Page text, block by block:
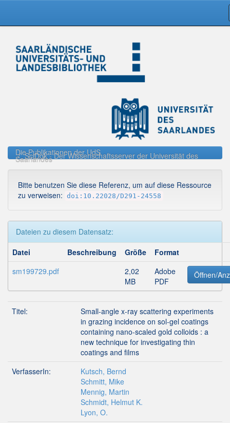
navigation
Die Publikationen der UdS
SciDok - Der Wissenschaftsserver der Universität des
Saarlandes
Bitte benutzen Sie diese Referenz, um auf diese Ressource
zu verweisen: doi:10.22028/D291-24558
Dateien zu diesem Datensatz:
Datei
Beschreibung Größe
Format
sm199729.pdf
2,02
MB
Adobe
PDF
Öffnen/
Titel:
Small-angle x-ray scattering experiments
in grazing incidence on sol-gel coatings
containing nano-scaled gold colloids : a
new technique for investigating thin
coatings and films
VerfasserIn:
Kutsch, Bernd
Schmitt, Mike
Mennig, Martin
Schmidt, Helmut K.
Lyon, O.